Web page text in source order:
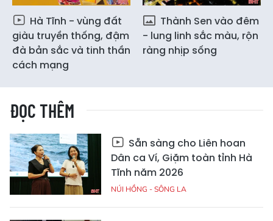
Hà Tĩnh - vùng đất
giàu truyền thống, đậm
đà bản sắc và tinh thần
cách mạng
Thành Sen vào đêm
- lung linh sắc màu, rộn
ràng nhịp sống
ĐỌC THÊM
Sẵn sàng cho Liên hoan
Dân ca Ví, Giặm toàn tỉnh Hà
Tĩnh năm 2026
NÚI HỒNG - SÔNG LA